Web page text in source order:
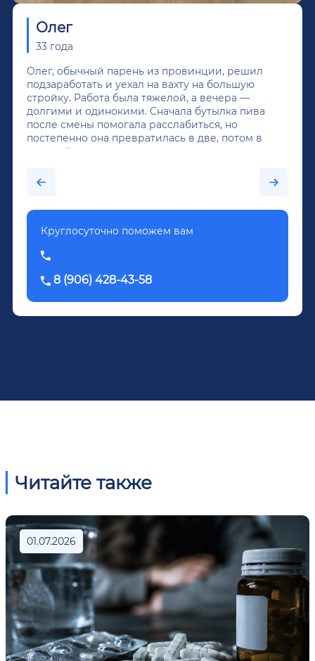
Олег
33 года
Олег, обычный парень из провинции, решил
подзаработать и уехал на вахту на большую
стройку. Работа была тяжелой, а вечера —
долгими и одинокими. Сначала бутылка пива
после смены помогала расслабиться, но
постепенно она превратилась в две, потом в
крепкий алкоголь, и вот он уже пил почти
было назначено кодирование по методу
Круглосуточно поможем вам
8 (906) 428-43-58
Читайте также
01.07.2026